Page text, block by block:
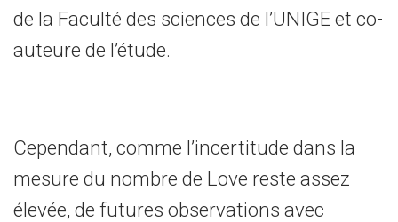
de la Faculté des sciences de l’UNIGE et co-
auteure de l’étude.
Cependant, comme l’incertitude dans la
mesure du nombre de Love reste assez
élevée, de futures observations avec